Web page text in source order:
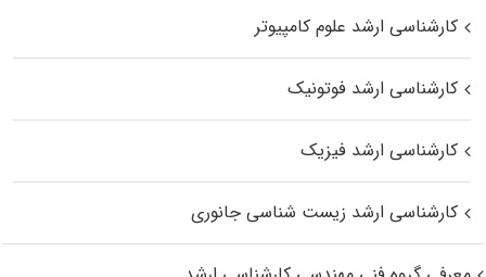
کارشناسی ارشد علوم کامپیوتر
کارشناسی ارشد فوتونیک
کارشناسی ارشد فیزیک
کارشناسی ارشد زیست‌ شناسی جانوری